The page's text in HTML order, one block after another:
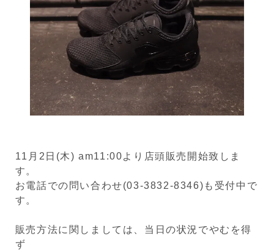
11月2日(木) am11:00より店頭販売開始致しま
す。
お電話での問い合わせ(03-3832-8346)も受付中で
す。
販売方法に関しましては、当日の状況でやむを得
ず